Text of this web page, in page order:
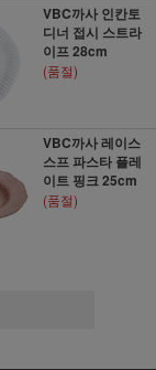
VBC까사 인칸토
디너 접시 스트라
이프 28cm
(품절)
VBC까사 레이스
스프 파스타 플레
이트 핑크 25cm
(품절)